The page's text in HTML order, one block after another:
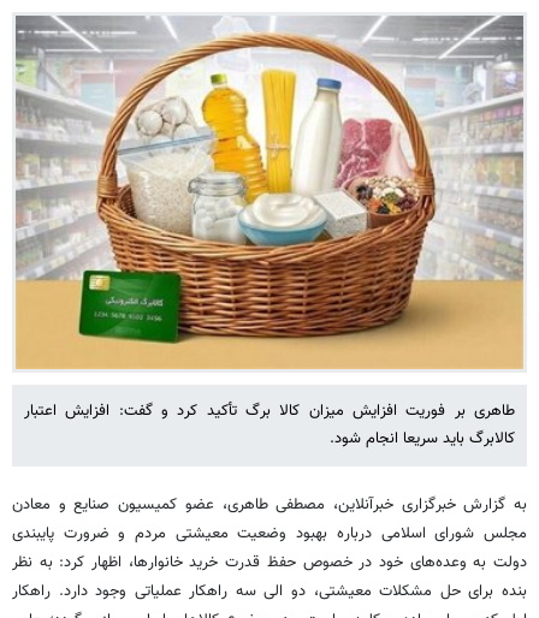
طاهری بر فوریت افزایش میزان کالا برگ تأکید کرد و گفت: افزایش اعتبار
کالابرگ باید سریعا انجام شود.
به گزارش خبرگزاری خبرآنلاین، مصطفی طاهری، عضو کمیسیون صنایع و معادن
مجلس شورای اسلامی درباره بهبود وضعیت معیشتی مردم و ضرورت پایبندی
دولت به وعده‌های خود در خصوص حفظ قدرت خرید خانوارها، اظهار کرد: به نظر
بنده برای حل مشکلات معیشتی، دو الی سه راهکار عملیاتی وجود دارد. راهکار